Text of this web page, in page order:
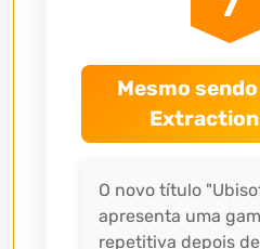
Mesmo
O novo título
apresenta uma
repetitiva depois